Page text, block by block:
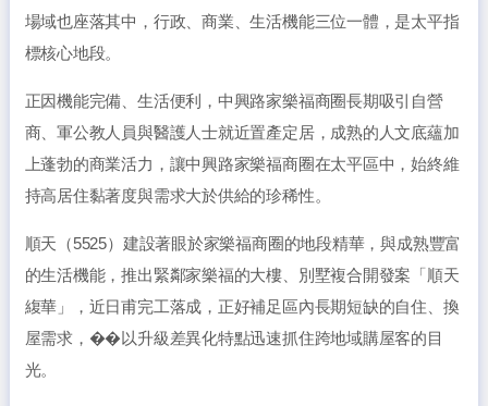
場域也座落其中，行政、商業、生活機能三位一體，是太平指
標核心地段。
正因機能完備、生活便利，中興路家樂福商圈長期吸引自營
商、軍公教人員與醫護人士就近置產定居，成熟的人文底蘊加
上蓬勃的商業活力，讓中興路家樂福商圈在太平區中，始終維
持高居住黏著度與需求大於供給的珍稀性。
順天（5525）建設著眼於家樂福商圈的地段精華，與成熟豐富
的生活機能，推出緊鄰家樂福的大樓、別墅複合開發案「順天
緮華」，近日甫完工落成，正好補足區內長期短缺的自住、換
屋需求，��以升級差異化特點迅速抓住跨地域購屋客的目
光。